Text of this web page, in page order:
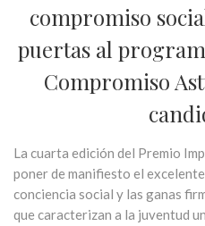
compromiso
puertas al
Compromiso
La cuarta edición del Premio
poner de manifiesto el
conciencia social y las ganas
que caracterizan a la juventud